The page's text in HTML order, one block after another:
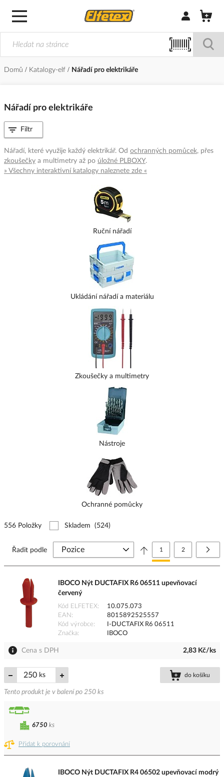
Přihlásit/
Domů Katalogy-elf Nářadí pro elektrikáře
Nářadí pro elektrikáře
Nářadí, které využije každý elektrikář. Od ochranných pomůcek, přes
zkoušečky a multimetry až po úložné PLBOXY.
» Všechny interaktivní katalogy naleznete zde «
Ruční nářadí
Ukládání nářadí a materiálu
Zkoušečky a multimetry
Nástroje
Ochranné pomůcky
556 Položky Skladem (524)
Stránka
Právě si prohlížíte
1 Stránka
2
Řadit podle
IBOCO Nýt DUCTAFIX R6 06511 upevňovací
červený
Kód ELFETEX
10.075.073
EAN
8015892525557
Kód výrobce
I-DUCTAFIX R6 06511
Značka
IBOCO
Cena s DPH 2,83 Kč/ks
ks do košíku
Tento produkt je v balení po 250 ks
Přidat k porovnání
6750 ks
IBOCO Nýt DUCTAFIX R4 06502 upevňovací modrý
Filtr